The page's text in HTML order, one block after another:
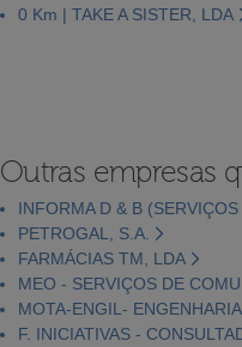
0 Km | TAKE A SISTER, LDA
Outras empresas
INFORMA D & B
PETROGAL, S.A.
FARMÁCIAS TM, LDA
MEO - SERVIÇOS DE
MOTA-ENGIL-
F. INICIATIVAS -